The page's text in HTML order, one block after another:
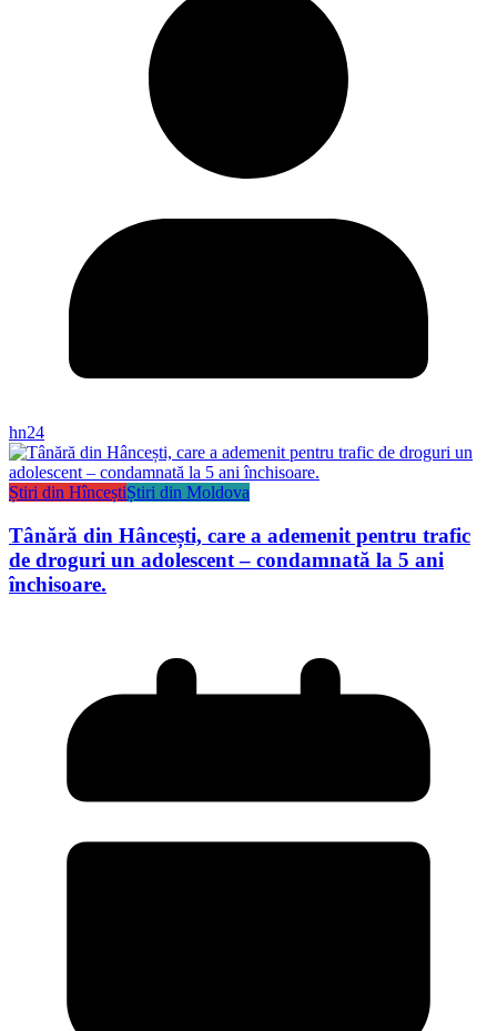
hn24
Știri din HînceștiȘtiri din Moldova
Tânără din Hâncești, care a ademenit pentru trafic
de droguri un adolescent – condamnată la 5 ani
închisoare.